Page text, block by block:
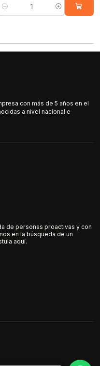
Cantidad
con más de 5 años en el
a nivel nacional e
de personas proactivas y con
en la búsqueda de un
aquí.